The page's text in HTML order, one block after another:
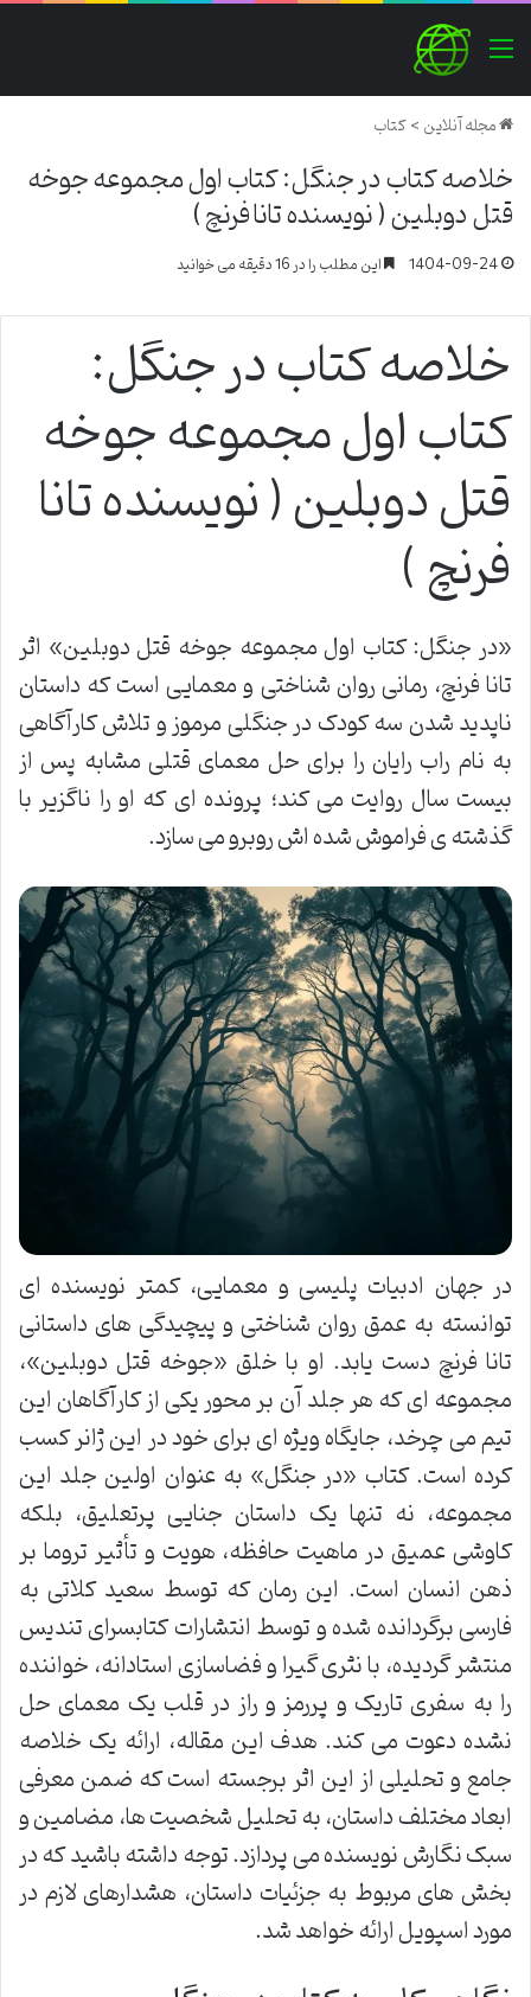
منو
مجله آنلاین>کتاب
خلاصه کتاب در جنگل: کتاب اول مجموعه جوخه
قتل دوبلین ( نویسنده تانا فرنچ )
1404-09-24 این مطلب را در 16 دقیقه می خوانید
خلاصه کتاب در جنگل:
کتاب اول مجموعه جوخه
قتل دوبلین ( نویسنده تانا
فرنچ )
«در جنگل: کتاب اول مجموعه جوخه قتل دوبلین» اثر
تانا فرنچ، رمانی روان شناختی و معمایی است که داستان
ناپدید شدن سه کودک در جنگلی مرموز و تلاش کارآگاهی
به نام راب رایان را برای حل معمای قتلی مشابه پس از
بیست سال روایت می کند؛ پرونده ای که او را ناگزیر با
گذشته ی فراموش شده اش روبرو می سازد.
در جهان ادبیات پلیسی و معمایی، کمتر نویسنده ای
توانسته به عمق روان شناختی و پیچیدگی های داستانی
تانا فرنچ دست یابد. او با خلق «جوخه قتل دوبلین»،
مجموعه ای که هر جلد آن بر محور یکی از کارآگاهان این
تیم می چرخد، جایگاه ویژه ای برای خود در این ژانر کسب
کرده است. کتاب «در جنگل» به عنوان اولین جلد این
مجموعه، نه تنها یک داستان جنایی پرتعلیق، بلکه
کاوشی عمیق در ماهیت حافظه، هویت و تأثیر تروما بر
ذهن انسان است. این رمان که توسط سعید کلاتی به
فارسی برگردانده شده و توسط انتشارات کتابسرای تندیس
منتشر گردیده، با نثری گیرا و فضاسازی استادانه، خواننده
را به سفری تاریک و پررمز و راز در قلب یک معمای حل
نشده دعوت می کند. هدف این مقاله، ارائه یک خلاصه
جامع و تحلیلی از این اثر برجسته است که ضمن معرفی
ابعاد مختلف داستان، به تحلیل شخصیت ها، مضامین و
سبک نگارش نویسنده می پردازد. توجه داشته باشید که در
بخش های مربوط به جزئیات داستان، هشدارهای لازم در
مورد اسپویل ارائه خواهد شد.